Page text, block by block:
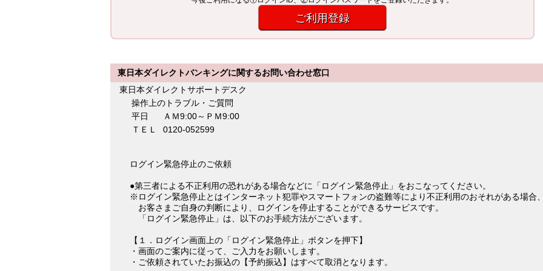
ご利用登録
東日本ダイレクトバンキングに関するお問い合わせ窓口
東日本ダイレクトサポートデスク
操作上のトラブル・ご質問
平日
ＡＭ9:00～ＰＭ9:00
ＴＥＬ
0120-052599
ログイン緊急停止のご依頼
●第三者による不正利用の恐れがある場合などに「ログイン緊急停止」をおこなってください。
※ログイン緊急停止とはインターネット犯罪やスマートフォンの盗難等により不正利用のおそれがある場合
お客さまご自身の判断により、ログインを停止することができるサービスです。
「ログイン緊急停止」は、以下のお手続方法がございます。
【１．ログイン画面上の「ログイン緊急停止」ボタンを押下】
・画面のご案内に従って、ご入力をお願いします。
・ご依頼されていたお振込の【予約振込】はすべて取消となります。